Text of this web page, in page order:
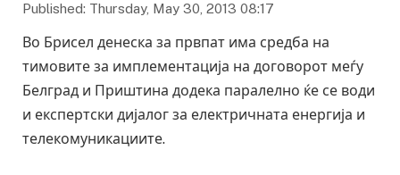
Published: Thursday, May 30, 2013 08:17
Во Брисел денеска за првпат има средба на
тимовите за имплементација на договорот меѓу
Белград и Приштина додека паралелно ќе се води
и експертски дијалог за електричната енергија и
телекомуникациите.